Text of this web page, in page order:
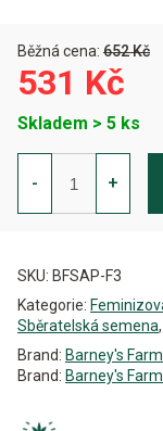
Běžná cena: 652 Kč
531 Kč
Skladem > 5 ks
-
Ayahuasca
Purple
Feminizovaná
množství
+
SKU: BFSAP-F3
Kategorie:
Sběratelská semena,
Brand: Barney's Farm
Brand: Barney's Farm